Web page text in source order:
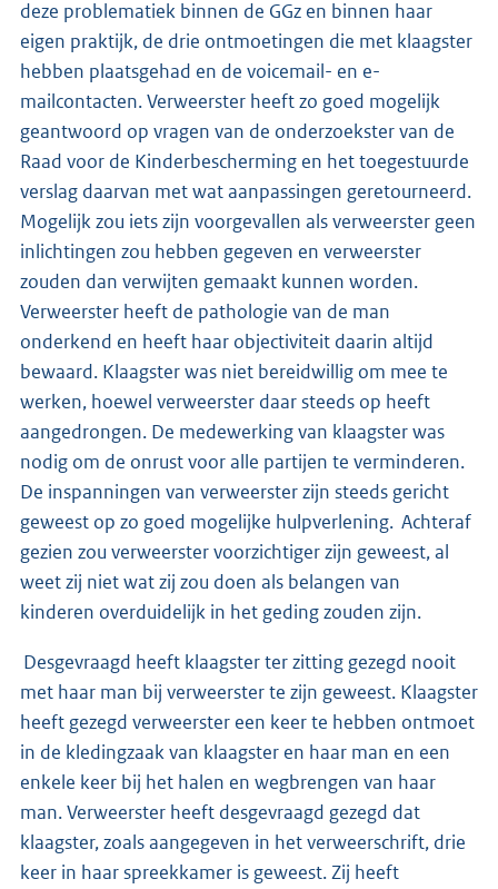
deze problematiek binnen de GGz en binnen haar
eigen praktijk, de drie ontmoetingen die met klaagster
hebben plaatsgehad en de voicemail- en e-
mailcontacten. Verweerster heeft zo goed mogelijk
geantwoord op vragen van de onderzoekster van de
Raad voor de Kinderbescherming en het toegestuurde
verslag daarvan met wat aanpassingen geretourneerd.
Mogelijk zou iets zijn voorgevallen als verweerster geen
inlichtingen zou hebben gegeven en verweerster
zouden dan verwijten gemaakt kunnen worden.
Verweerster heeft de pathologie van de man
onderkend en heeft haar objectiviteit daarin altijd
bewaard. Klaagster was niet bereidwillig om mee te
werken, hoewel verweerster daar steeds op heeft
aangedrongen. De medewerking van klaagster was
nodig om de onrust voor alle partijen te verminderen.
De inspanningen van verweerster zijn steeds gericht
geweest op zo goed mogelijke hulpverlening. Achteraf
gezien zou verweerster voorzichtiger zijn geweest, al
weet zij niet wat zij zou doen als belangen van
kinderen overduidelijk in het geding zouden zijn.
Desgevraagd heeft klaagster ter zitting gezegd nooit
met haar man bij verweerster te zijn geweest. Klaagster
heeft gezegd verweerster een keer te hebben ontmoet
in de kledingzaak van klaagster en haar man en een
enkele keer bij het halen en wegbrengen van haar
man. Verweerster heeft desgevraagd gezegd dat
klaagster, zoals aangegeven in het verweerschrift, drie
keer in haar spreekkamer is geweest. Zij heeft